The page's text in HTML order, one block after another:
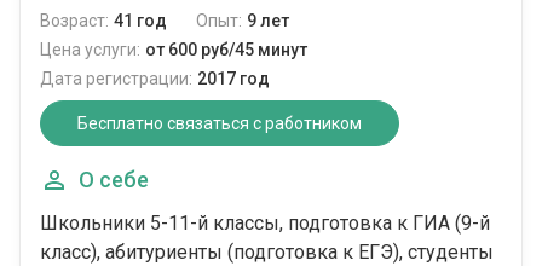
Возраст: 41 год Опыт: 9 лет
Цена услуги: от 600 руб/45 минут
Дата регистрации: 2017 год
Бесплатно связаться с работником
О себе
Школьники 5-11-й классы, подготовка к ГИА (9-й
класс), абитуриенты (подготовка к ЕГЭ), студенты